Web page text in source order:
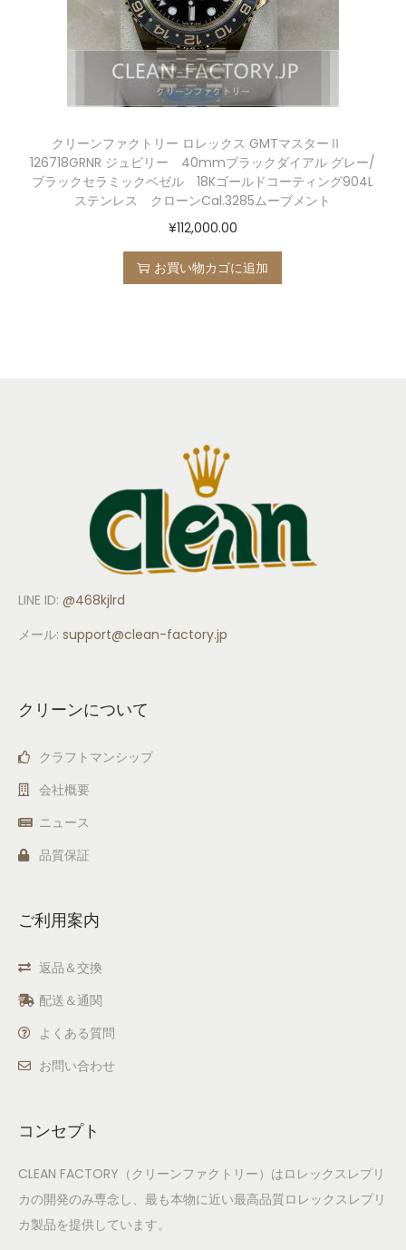
クリーンファクトリー ロレックス GMTマスターⅡ
126718GRNR ジュビリー 40mmブラックダイアル グレー/
ブラックセラミックベゼル 18Kゴールドコーティング904L
ステンレス クローンCal.3285ムーブメント
¥112,000.00
お買い物カゴに追加
LINE ID: @468kjlrd
メール: support@clean-factory.jp
クリーンについて
クラフトマンシップ
会社概要
ニュース
品質保証
ご利用案内
返品＆交換
配送＆通関
よくある質問
お問い合わせ
コンセプト
CLEAN FACTORY（クリーンファクトリー）はロレックスレプリ
カの開発のみ専念し、最も本物に近い最高品質ロレックスレプリ
カ製品を提供しています。